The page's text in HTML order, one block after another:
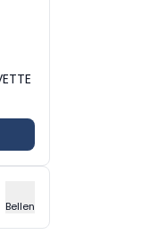
Bellen